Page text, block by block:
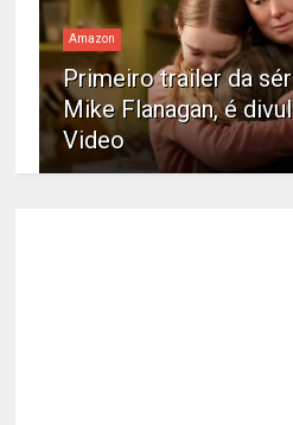
Amazon
Primeiro trailer da
Mike Flanagan, é
Video